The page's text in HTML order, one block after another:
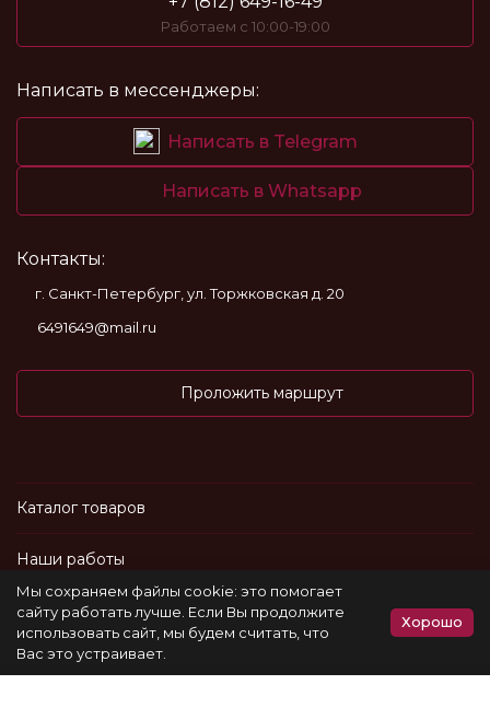
Работаем с 10:00-19:00
Написать в мессенджеры:
Написать в Telegram
Написать в Whatsapp
Контакты:
г. Санкт-Петербург, ул. Торжковская д. 20
6491649@mail.ru
Проложить маршрут
Каталог товаров
Наши работы
Информация
Политика персональных данных
Мы сохраняем файлы cookie: это помогает
сайту работать лучше. Если Вы продолжите
использовать сайт, мы будем считать, что
Вас это устраивает.
Хорошо